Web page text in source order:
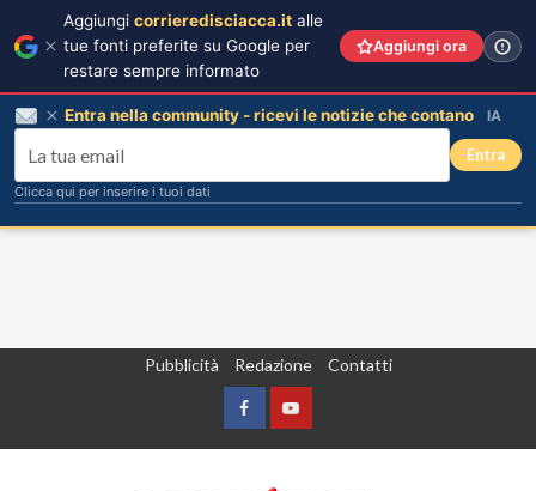
Pubblicità Redazione Contatti
FacebookYountube
Aggiungi corrieredisciacca.it alle
tue fonti preferite su Google per
restare sempre informato
Aggiungi ora
Entra nella community - ricevi le notizie che contano IA
Entra
Clicca qui per inserire i tuoi dati